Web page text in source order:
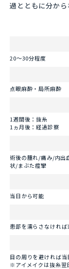
過とともに分から
20～30分程度
点眼麻酔・局所麻酔
1週間後：抜糸
1ヵ月後：経過診察
術後の腫れ/痛み/内出
状/まぶた痙攣
当日から可能
患部を濡らさなけれ
目の周りを避ければ当
※アイメイクは抜糸翌